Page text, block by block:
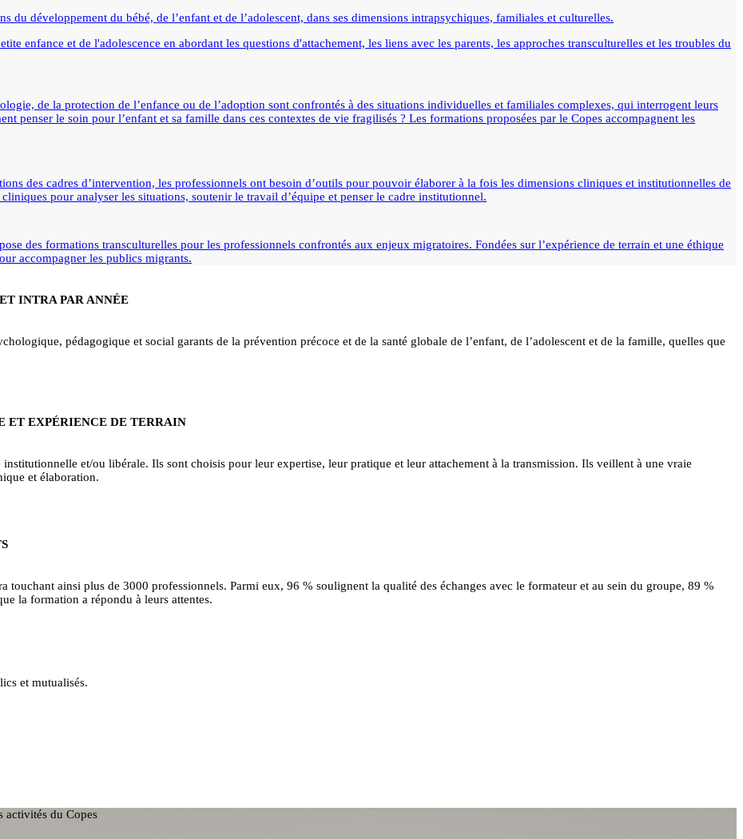
du développement du bébé, de l’enfant et de l’adolescent, dans ses dimensions intrapsychiques, familiales et culturelles.
enfance et de l'adolescence en abordant les questions d'attachement, les liens avec les parents, les approches transculturelles et les troubles du
de la protection de l’enfance ou de l’adoption sont confrontés à des situations individuelles et familiales complexes, qui interrogent leurs
penser le soin pour l’enfant et sa famille dans ces contextes de vie fragilisés ? Les formations proposées par le Copes accompagnent les
des cadres d’intervention, les professionnels ont besoin d’outils pour pouvoir élaborer à la fois les dimensions cliniques et institutionnelles de
pour analyser les situations, soutenir le travail d’équipe et penser le cadre institutionnel.
des formations transculturelles pour les professionnels confrontés aux enjeux migratoires. Fondées sur l’expérience de terrain et une éthique
accompagner les publics migrants.
INTRA PAR ANNÉE
pédagogique et social garants de la prévention précoce et de la santé globale de l’enfant, de l’adolescent et de la famille, quelles que
ET EXPÉRIENCE DE TERRAIN
et/ou libérale. Ils sont choisis pour leur expertise, leur pratique et leur attachement à la transmission. Ils veillent à une vraie
et élaboration.
touchant ainsi plus de 3000 professionnels. Parmi eux, 96 % soulignent la qualité des échanges avec le formateur et au sein du groupe, 89 %
la formation a répondu à leurs attentes.
et mutualisés.
activités du Copes